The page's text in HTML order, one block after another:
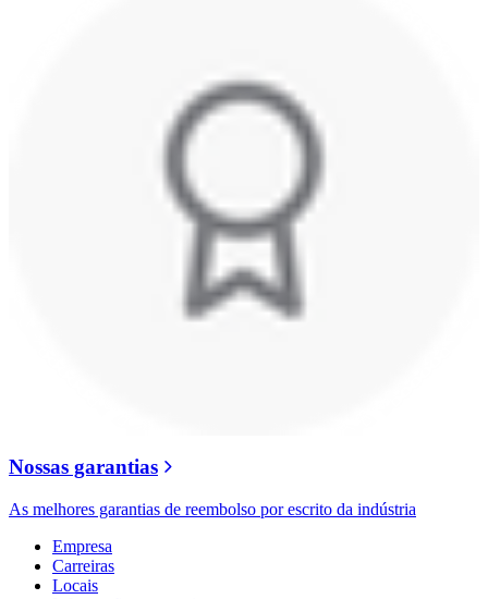
Nossas garantias
As melhores garantias de reembolso por escrito da indústria
Empresa
Carreiras
Locais